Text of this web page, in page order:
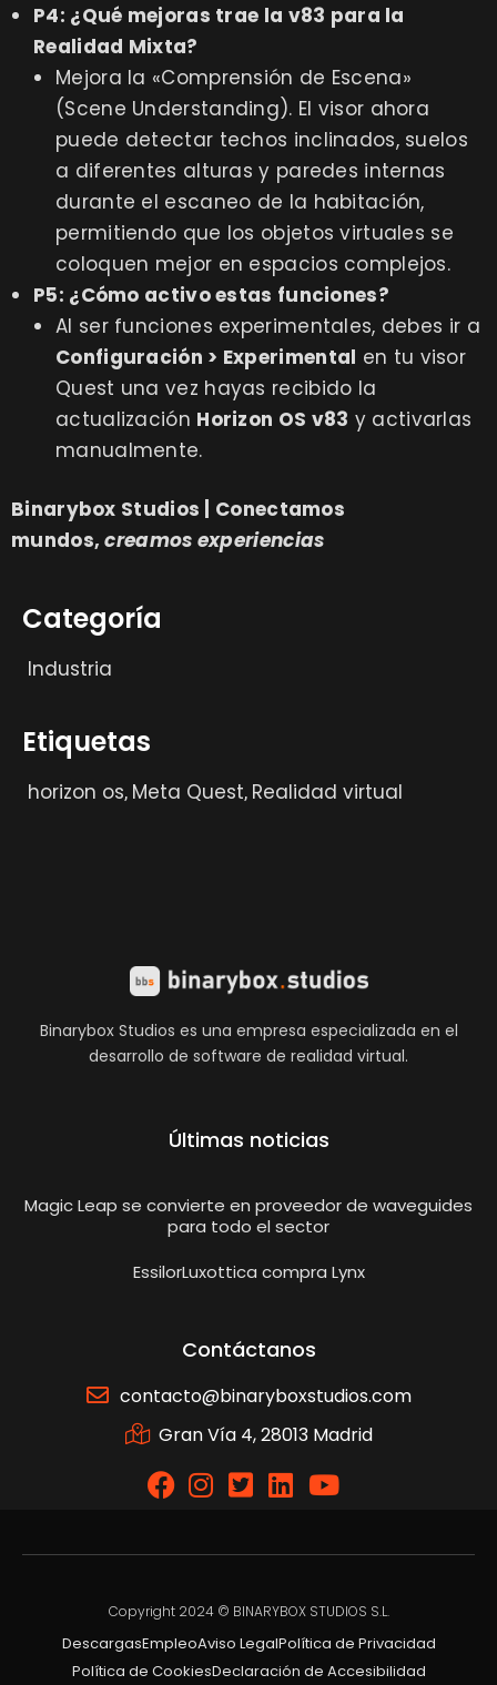
P4: ¿Qué mejoras trae la v83 para la
Realidad Mixta?
Mejora la «Comprensión de Escena»
(Scene Understanding). El visor ahora
puede detectar techos inclinados, suelos
a diferentes alturas y paredes internas
durante el escaneo de la habitación,
permitiendo que los objetos virtuales se
coloquen mejor en espacios complejos.
P5: ¿Cómo activo estas funciones?
Al ser funciones experimentales, debes ir a
Configuración > Experimental en tu visor
Quest una vez hayas recibido la
actualización Horizon OS v83 y activarlas
manualmente.
Binarybox Studios | Conectamos
mundos, creamos experiencias
Categoría
Industria
Etiquetas
horizon os, Meta Quest, Realidad virtual
Binarybox Studios es una empresa especializada en el
desarrollo de software de realidad virtual.
Últimas noticias
Magic Leap se convierte en proveedor de waveguides
para todo el sector
EssilorLuxottica compra Lynx
Contáctanos
contacto@binaryboxstudios.com
Gran Vía 4, 28013 Madrid
Copyright 2024 © BINARYBOX STUDIOS S.L.
DescargasEmpleoAviso LegalPolítica de Privacidad
Política de CookiesDeclaración de Accesibilidad